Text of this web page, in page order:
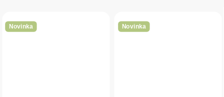
Novinka Novinka